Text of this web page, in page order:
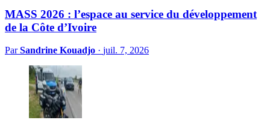
MASS 2026 : l’espace au service du développement
de la Côte d’Ivoire
ParSandrine Kouadjo · juil. 7, 2026